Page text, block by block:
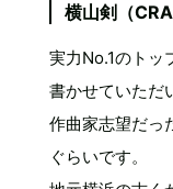
横山剣（
実力No.1のトッ
書かせていただ
作曲家志望だっ
ぐらいです。